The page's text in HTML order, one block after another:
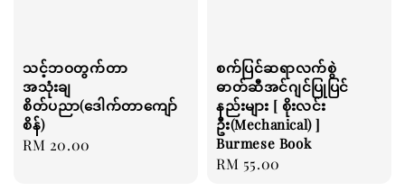
သင့်ဘဝတွက်တာ
အသုံးချ
စိတ်ပညာ(ဒေါက်တာကျော်
စိန်)
Regular
RM 20.00
စက်ပြင်ဆရာလက်စွဲ
ဓာတ်ဆီအင်ဂျင်ပြုပြင်
နည်းများ [ စိုးလင်း
ဦး(Mechanical) ]
Burmese Book
Regular
RM 55.00